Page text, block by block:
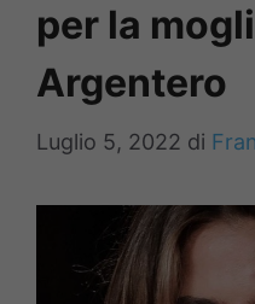
per la
Argentero
Luglio 5, 2022 di